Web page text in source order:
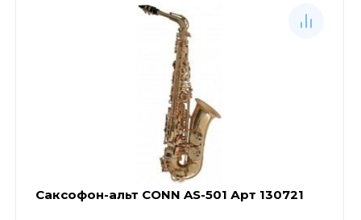
Саксофон-альт CONN AS-501 Арт 130721